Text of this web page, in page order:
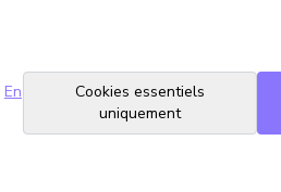
En
Cookies essentiels
uniquement